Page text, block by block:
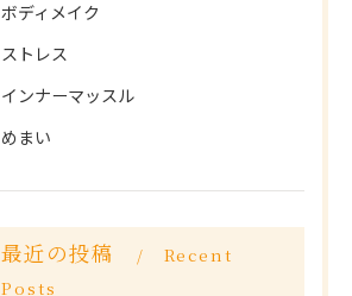
ボディメイク
ストレス
インナーマッスル
めまい
最近の投稿
Recent
Posts